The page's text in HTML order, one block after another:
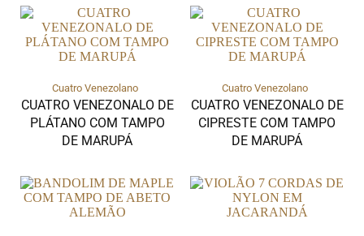
Cuatro Venezolano
CUATRO VENEZONALO DE
PLÁTANO COM TAMPO
DE MARUPÁ
Cuatro Venezolano
CUATRO VENEZONALO DE
CIPRESTE COM TAMPO
DE MARUPÁ